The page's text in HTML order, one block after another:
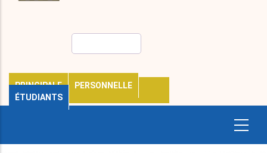
PRINCIPALE
PERSONNELLE
ÉTUDIANTS